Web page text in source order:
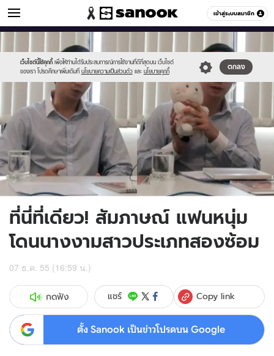
เข้าสู่ระบบสมาชิก
ข่าวบันเทิง หมวดอื่นๆ
เว็บไซต์นี้ใช้คุกกี้ เพื่อให้ท่านได้รับประสบการณ์การใช้งานที่ดีที่สุดบน เว็บไซต์
ของเรา โปรดศึกษาเพิ่มเติมที่ นโยบายความเป็นส่วนตัว และ นโยบายคุกกี้
ตกลง
//s.isanook.com/sr/0/images/logo-
new-
sanook.png
//s.isanook.com/ns/0/ud/231/1157862/man01.jpg
ที่นี่ที่เดียว! สัมภาษณ์ แฟนหนุ่ม
โดนนางงามสาวประเภทสองซ้อม
07 ธ.ค. 55 (16:59 น.)
กดฟัง แชร์ Copy link
ตั้ง Sanook เป็นข่าวโปรดบน Google